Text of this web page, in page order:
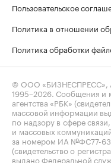
Пользовательское
Политика в отношении
Политика обработки
© ООО «БИЗНЕСПРЕСС»,
1995–2026 . Сообщения
агентства «РБК»
массовой информации
по надзору в сфере
и массовых
за номером ИА №ФС77-
(свидетельство о
выдано Федеральной